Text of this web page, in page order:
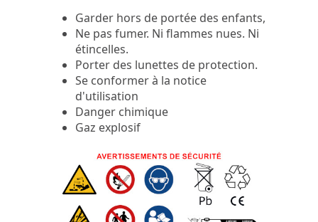
Garder hors de portée des enfants,
Ne pas fumer. Ni flammes nues. Ni
étincelles.
Porter des lunettes de protection.
Se conformer à la notice
d'utilisation
Danger chimique
Gaz explosif